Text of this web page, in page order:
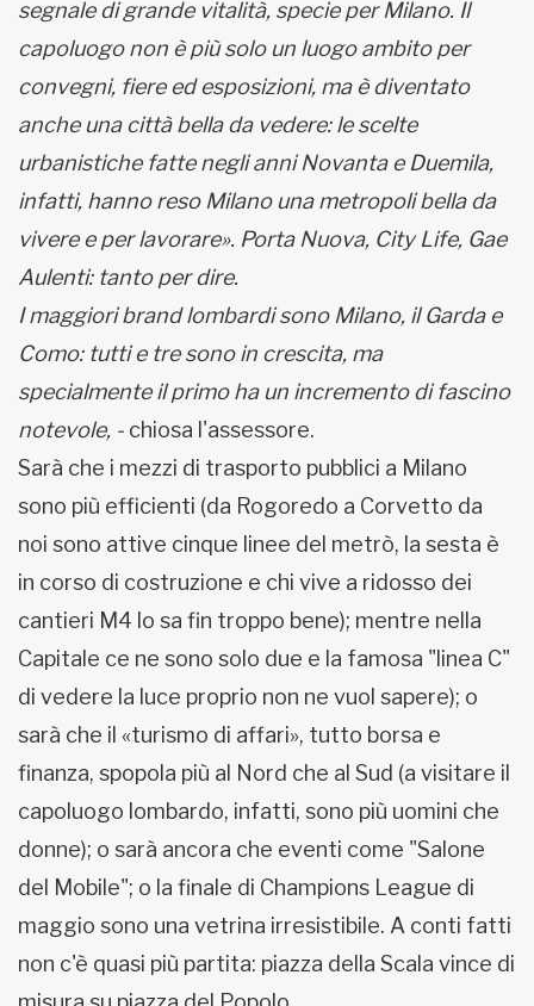
segnale di grande vitalità, specie per Milano. Il
capoluogo non è più solo un luogo ambito per
convegni, fiere ed esposizioni, ma è diventato
anche una città bella da vedere: le scelte
urbanistiche fatte negli anni Novanta e Duemila,
infatti, hanno reso Milano una metropoli bella da
vivere e per lavorare». Porta Nuova, City Life, Gae
Aulenti: tanto per dire.
I maggiori brand lombardi sono Milano, il Garda e
Como: tutti e tre sono in crescita, ma
specialmente il primo ha un incremento di fascino
notevole, - chiosa l'assessore.
Sarà che i mezzi di trasporto pubblici a Milano
sono più efficienti (da Rogoredo a Corvetto da
noi sono attive cinque linee del metrò, la sesta è
in corso di costruzione e chi vive a ridosso dei
cantieri M4 lo sa fin troppo bene); mentre nella
Capitale ce ne sono solo due e la famosa "linea C"
di vedere la luce proprio non ne vuol sapere); o
sarà che il «turismo di affari», tutto borsa e
finanza, spopola più al Nord che al Sud (a visitare il
capoluogo lombardo, infatti, sono più uomini che
donne); o sarà ancora che eventi come "Salone
del Mobile"; o la finale di Champions League di
maggio sono una vetrina irresistibile. A conti fatti
non c'è quasi più partita: piazza della Scala vince di